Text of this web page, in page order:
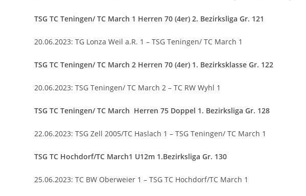
TSG TC Teningen/ TC March 1 Herren 70 (4er) 2. Bezirksliga Gr. 121
20.06.2023: TG Lonza Weil a.R. 1 – TSG Teningen/ TC March 1
TSG TC Teningen/ TC March 2 Herren 70 (4er) 1. Bezirksklasse Gr. 122
20.06.2023: TSG Teningen/ TC March 2 – TC RW Wyhl 1
TSG TC Teningen/ TC March Herren 75 Doppel 1. Bezirksliga Gr. 128
22.06.2023: TSG Zell 2005/TC Haslach 1 – TSG Teningen/ TC March 1
TSG TC Hochdorf/TC March1 U12m 1.Bezirksliga Gr. 130
25.06.2023: TC BW Oberweier 1 – TSG TC Hochdorf/TC March 1